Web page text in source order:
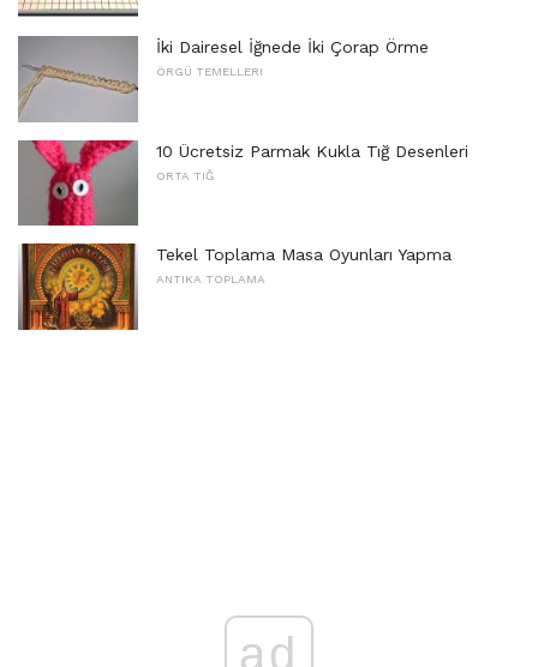
İki Dairesel İğnede İki Çorap Örme
ÖRGÜ TEMELLERI
10 Ücretsiz Parmak Kukla Tığ Desenleri
ORTA TIĞ
Tekel Toplama Masa Oyunları Yapma
ANTIKA TOPLAMA
ad